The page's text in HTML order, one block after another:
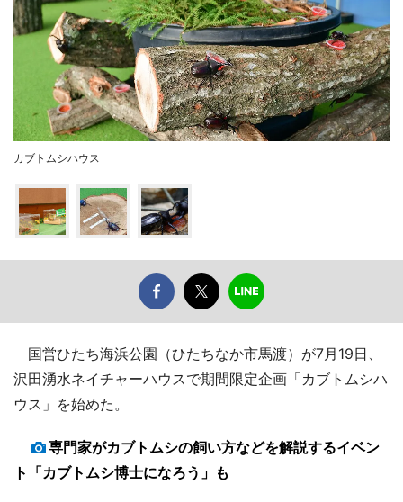
カブトムシハウス
国営ひたち海浜公園（ひたちなか市馬渡）が7月19日、
沢田湧水ネイチャーハウスで期間限定企画「カブトムシハ
ウス」を始めた。
専門家がカブトムシの飼い方などを解説するイベン
ト「カブトムシ博士になろう」も